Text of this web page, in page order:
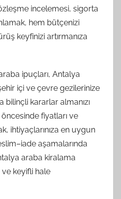
incelemesi, sigorta
hem bütçenizi
keyfinizi artırmanıza
ipuçları, Antalya
içi ve çevre gezilerinize
bilinçli kararlar almanızı
fiyatları ve
ihtiyaçlarınıza en uygun
aşamalarında
araba kiralama
keyifli hale